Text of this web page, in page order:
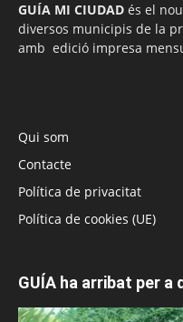
GUÍA MI CIUDAD és el
diversos municipis de la
amb edició impresa
Qui som
Contacte
Política de privacitat
Política de cookies (UE)
GUÍA ha arribat per a
Reproductor